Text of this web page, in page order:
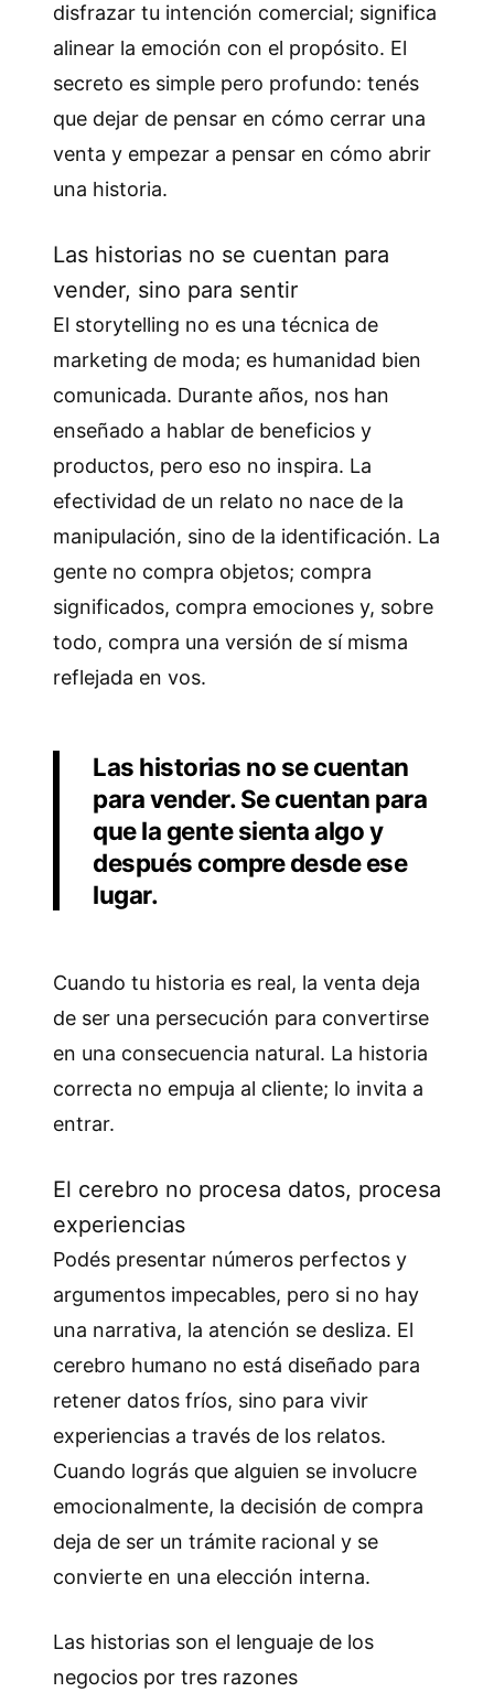
disfrazar tu intención comercial; significa
alinear la emoción con el propósito. El
secreto es simple pero profundo: tenés
que dejar de pensar en cómo cerrar una
venta y empezar a pensar en cómo abrir
una historia.
Las historias no se cuentan para
vender, sino para sentir
El storytelling no es una técnica de
marketing de moda; es humanidad bien
comunicada. Durante años, nos han
enseñado a hablar de beneficios y
productos, pero eso no inspira. La
efectividad de un relato no nace de la
manipulación, sino de la identificación. La
gente no compra objetos; compra
significados, compra emociones y, sobre
todo, compra una versión de sí misma
reflejada en vos.
Las historias no se cuentan
para vender. Se cuentan para
que la gente sienta algo y
después compre desde ese
lugar.
Cuando tu historia es real, la venta deja
de ser una persecución para convertirse
en una consecuencia natural. La historia
correcta no empuja al cliente; lo invita a
entrar.
El cerebro no procesa datos, procesa
experiencias
Podés presentar números perfectos y
argumentos impecables, pero si no hay
una narrativa, la atención se desliza. El
cerebro humano no está diseñado para
retener datos fríos, sino para vivir
experiencias a través de los relatos.
Cuando lográs que alguien se involucre
emocionalmente, la decisión de compra
deja de ser un trámite racional y se
convierte en una elección interna.
Las historias son el lenguaje de los
negocios por tres razones